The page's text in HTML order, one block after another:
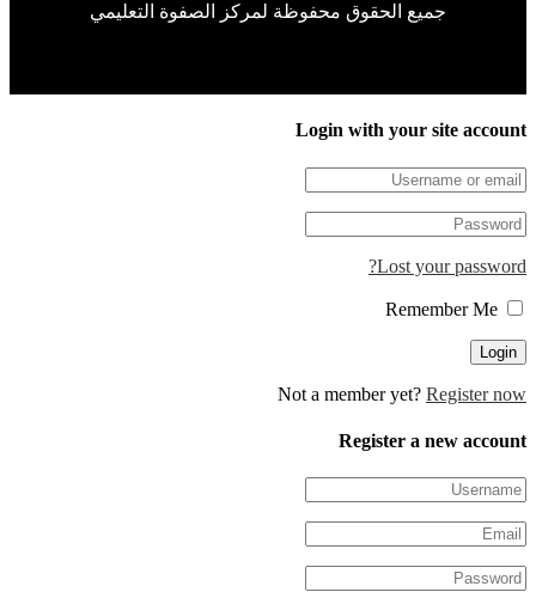
جميع الحقوق محفوظة لمركز الصفوة التعليمي
Login with your site
Lost your
Remember Me
Not a member yet?Register
Register a new